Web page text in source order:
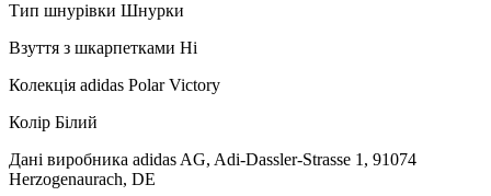
Тип шнурівки Шнурки
Взуття з шкарпетками Ні
Колекція adidas Polar Victory
Колір Білий
Дані виробника adidas AG, Adi-Dassler-Strasse 1, 91074
Herzogenaurach, DE